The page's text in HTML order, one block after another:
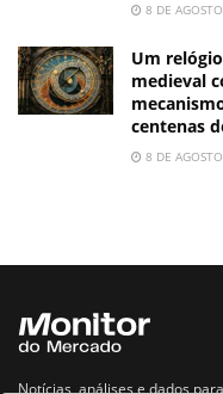
8 DE
Um
medieval
centenas
8 DE
Notícias, análises e dados